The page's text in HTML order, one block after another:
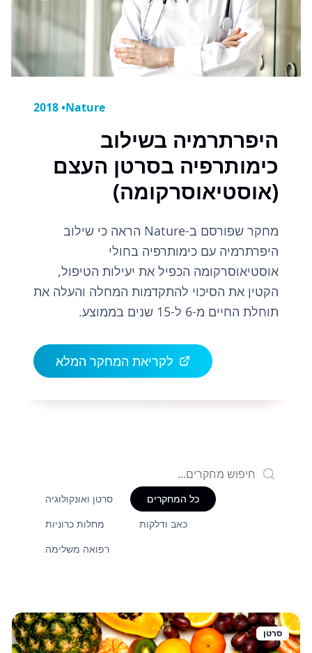
Nature
•
2018
היפרתרמיה בשילוב
כימותרפיה בסרטן העצם
(אוסטיאוסרקומה)
מחקר שפורסם ב-Nature הראה כי שילוב
היפרתרמיה עם כימותרפיה בחולי
אוסטיאוסרקומה הכפיל את יעילות הטיפול,
הקטין את הסיכוי להתקדמות המחלה והעלה את
תוחלת החיים מ-6 ל-15 שנים בממוצע.
לקריאת המחקר המלא
כל המחקרים
סרטן ואונקולוגיה
כאב ודלקות
מחלות כרוניות
רפואה משלימה
סרטן